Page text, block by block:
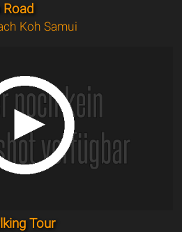
Koh Samui
Tour